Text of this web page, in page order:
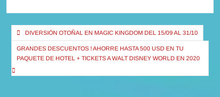
Navegación
de
entradas
DIVERSIÓN OTOÑAL EN MAGIC KINGDOM DEL 15/09 AL 31/10
GRANDES DESCUENTOS ! AHORRE HASTA 500 USD EN TU
PAQUETE DE HOTEL + TICKETS A WALT DISNEY WORLD EN 2020